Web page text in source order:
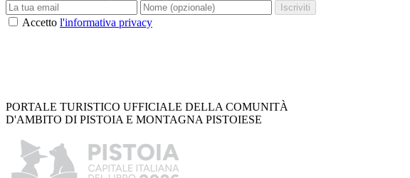
Iscriviti
Accetto l'informativa privacy
PORTALE TURISTICO UFFICIALE DELLA COMUNITÀ
D'AMBITO DI PISTOIA E MONTAGNA PISTOIESE